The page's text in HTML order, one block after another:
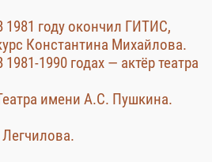
1981 году окончил ГИТИС,
Константина Михайлова.
1981-1990 годах — актёр театра
имени А.С. Пушкина.
Легчилова.